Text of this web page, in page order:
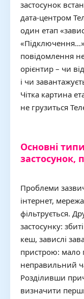
застосунок
дата-центром
один етап
повідомлення
орієнтир – чи
і чи
Чітка картина
не грузиться
Основні
застосунок,
Проблеми
інтернет,
фільтрується.
застосунку:
кеш, завислі
пристрою: мало
неправильний
Розділивши
визначити